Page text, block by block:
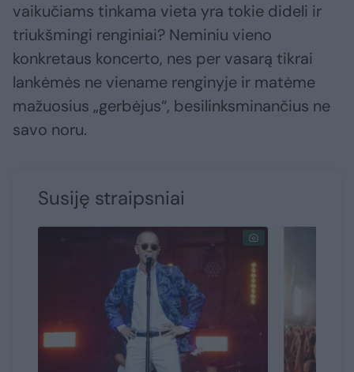
vaikučiams tinkama vieta yra tokie dideli ir
triukšmingi renginiai? Neminiu vieno
konkretaus koncerto, nes per vasarą tikrai
lankėmės ne viename renginyje ir matėme
mažuosius „gerbėjus“, besilinksminančius ne
savo noru.
Susiję straipsniai